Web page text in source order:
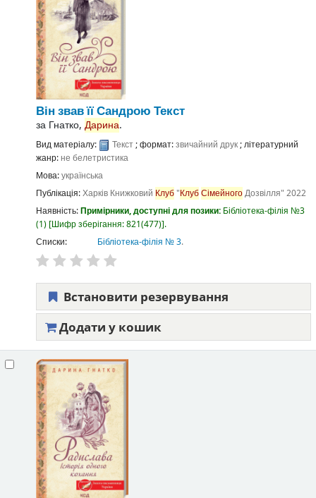
Він звав її Сандрою Текст
за Гнатко, Дарина.
Вид матеріалу: Текст; формат:звичайний друк; літературний
жанр:не белетристика
Мова:українська
Публікація:Харків Книжковий Клуб"КлубСімейногоДозвілля" 2022
Наявність:Примірники, доступні для позики: Бібліотека-філія №3
(1) Шифр зберігання:821(477) .
Списки:
Бібліотека-філія № 3.
Встановити резервування
Додати у кошик